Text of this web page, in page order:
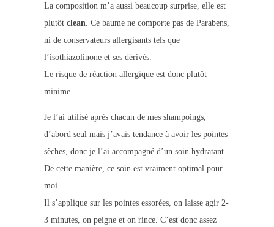
La composition m’a aussi beaucoup surprise, elle est
plutôt clean . Ce baume ne comporte pas de Parabens,
ni de conservateurs allergisants tels que
l’isothiazolinone et ses dérivés.
Le risque de réaction allergique est donc plutôt
minime.
Je l’ai utilisé après chacun de mes shampoings,
d’abord seul mais j’avais tendance à avoir les pointes
sèches, donc je l’ai accompagné d’un soin hydratant.
De cette manière, ce soin est vraiment optimal pour
moi.
Il s’applique sur les pointes essorées, on laisse agir 2-
3 minutes, on peigne et on rince. C’est donc assez